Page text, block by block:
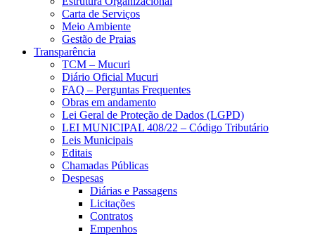
Carta de Serviços
Meio Ambiente
Gestão de Praias
Transparência
TCM – Mucuri
Diário Oficial Mucuri
FAQ – Perguntas Frequentes
Obras em andamento
Lei Geral de Proteção de Dados (LGPD)
LEI MUNICIPAL 408/22 – Código Tributário
Leis Municipais
Editais
Chamadas Públicas
Despesas
Diárias e Passagens
Licitações
Contratos
Empenhos